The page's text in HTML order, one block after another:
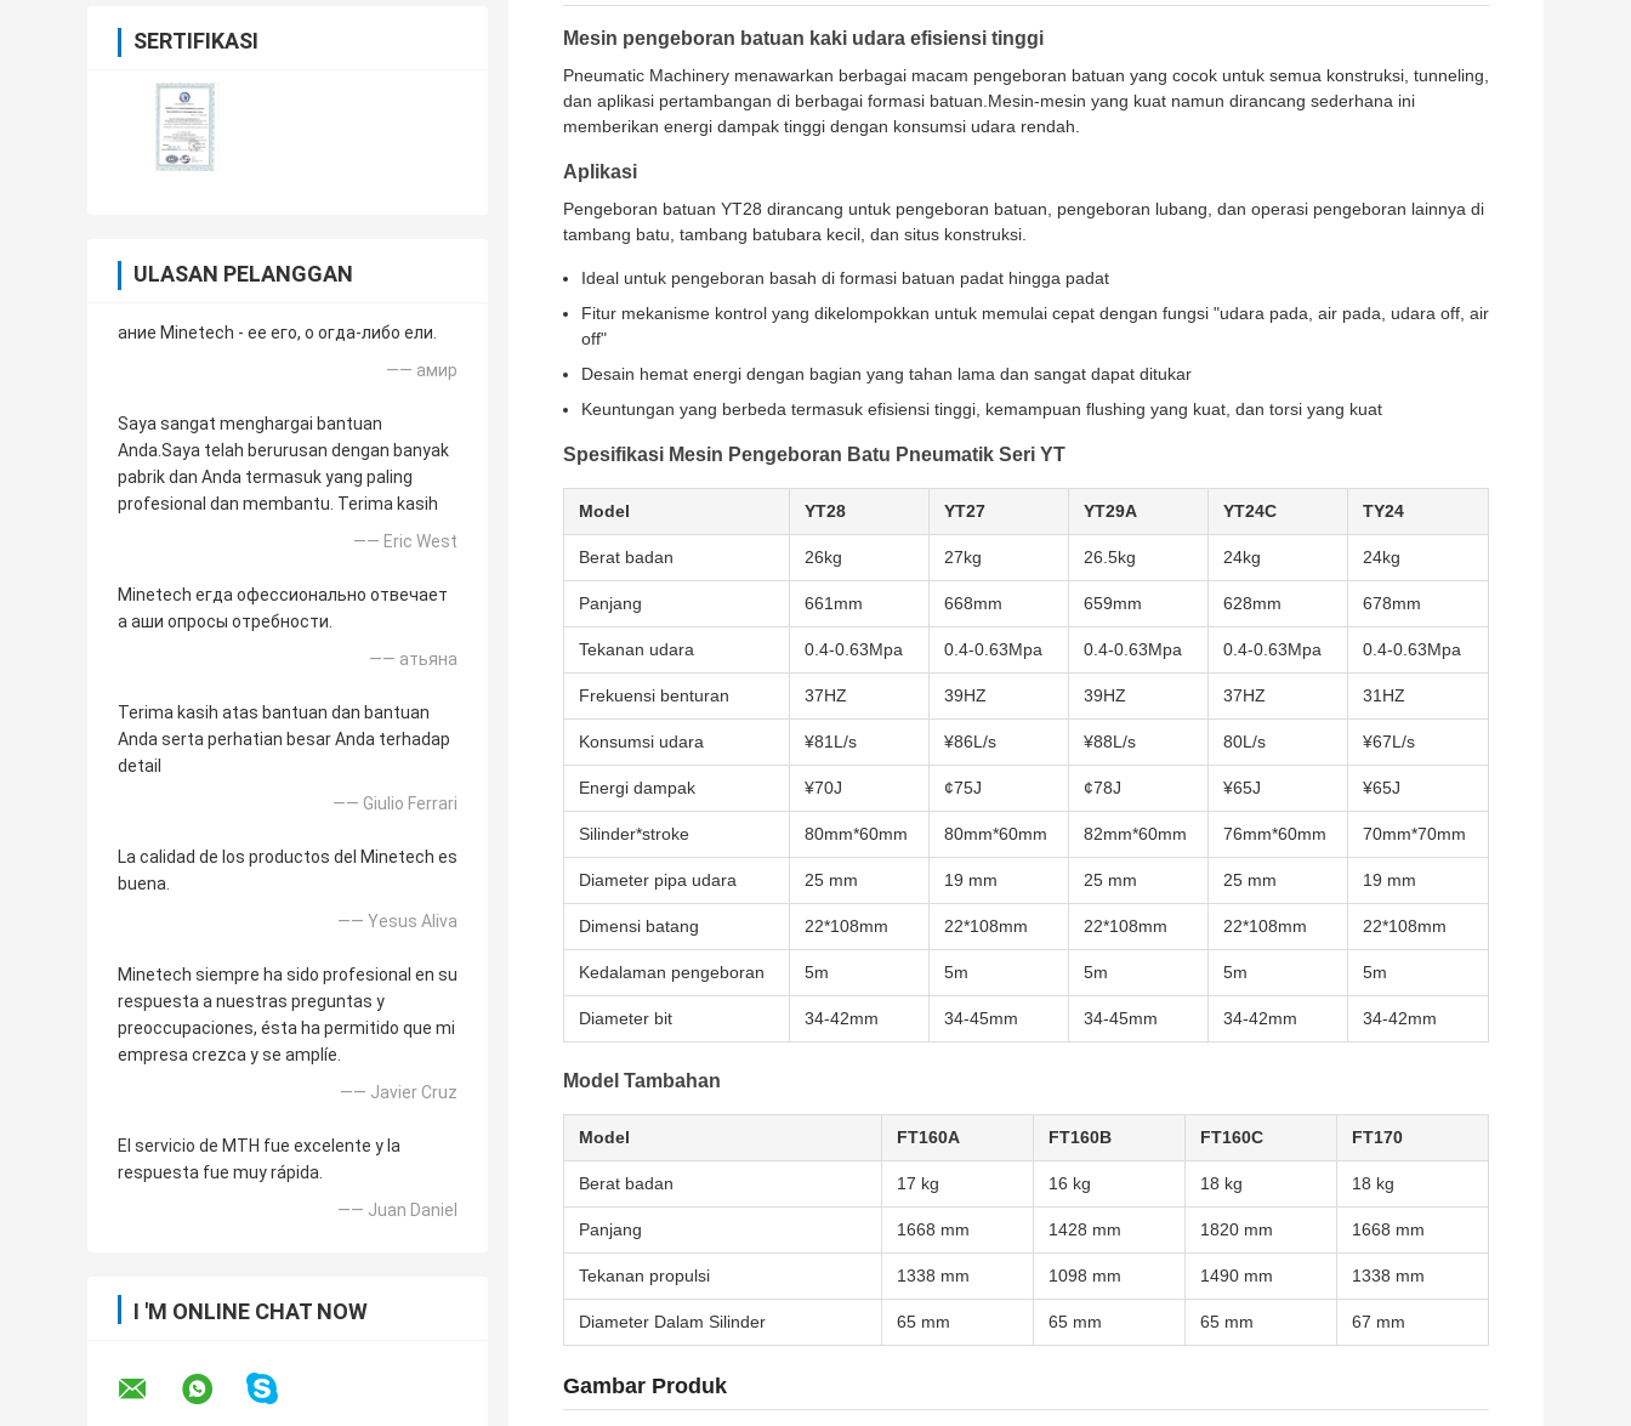
SERTIFIKASI
ULASAN PELANGGAN
ание Minetech - ее его, о огда-либо ели.
—— амир
Saya sangat menghargai bantuan
Anda.Saya telah berurusan dengan banyak
pabrik dan Anda termasuk yang paling
profesional dan membantu. Terima kasih
—— Eric West
Minetech егда офессионально отвечает
а аши опросы отребности.
—— атьяна
Terima kasih atas bantuan dan bantuan
Anda serta perhatian besar Anda terhadap
detail
—— Giulio Ferrari
La calidad de los productos del Minetech es
buena.
—— Yesus Aliva
Minetech siempre ha sido profesional en su
respuesta a nuestras preguntas y
preoccupaciones, ésta ha permitido que mi
empresa crezca y se amplíe.
—— Javier Cruz
El servicio de MTH fue excelente y la
respuesta fue muy rápida.
—— Juan Daniel
I 'M ONLINE CHAT NOW
Mesin pengeboran batuan kaki udara efisiensi tinggi
Pneumatic Machinery menawarkan berbagai macam pengeboran batuan yang cocok untuk semua konstruksi, tunneling,
dan aplikasi pertambangan di berbagai formasi batuan.Mesin-mesin yang kuat namun dirancang sederhana ini
memberikan energi dampak tinggi dengan konsumsi udara rendah.
Aplikasi
Pengeboran batuan YT28 dirancang untuk pengeboran batuan, pengeboran lubang, dan operasi pengeboran lainnya di
tambang batu, tambang batubara kecil, dan situs konstruksi.
Ideal untuk pengeboran basah di formasi batuan padat hingga padat
Fitur mekanisme kontrol yang dikelompokkan untuk memulai cepat dengan fungsi "udara pada, air pada, udara off, air
off"
Desain hemat energi dengan bagian yang tahan lama dan sangat dapat ditukar
Keuntungan yang berbeda termasuk efisiensi tinggi, kemampuan flushing yang kuat, dan torsi yang kuat
Spesifikasi Mesin Pengeboran Batu Pneumatik Seri YT
Model YT28 YT27 YT29A YT24C TY24
Berat badan 26kg 27kg 26.5kg 24kg 24kg
Panjang 661mm 668mm 659mm 628mm 678mm
Tekanan udara 0.4-0.63Mpa 0.4-0.63Mpa 0.4-0.63Mpa 0.4-0.63Mpa 0.4-0.63Mpa
Frekuensi benturan 37HZ 39HZ 39HZ 37HZ 31HZ
Konsumsi udara ¥81L/s ¥86L/s ¥88L/s 80L/s ¥67L/s
Energi dampak ¥70J ¢75J ¢78J ¥65J ¥65J
Silinder*stroke 80mm*60mm 80mm*60mm 82mm*60mm 76mm*60mm 70mm*70mm
Diameter pipa udara 25 mm 19 mm 25 mm 25 mm 19 mm
Dimensi batang 22*108mm 22*108mm 22*108mm 22*108mm 22*108mm
Kedalaman pengeboran 5m 5m 5m 5m 5m
Diameter bit 34-42mm 34-45mm 34-45mm 34-42mm 34-42mm
Model Tambahan
Model FT160A FT160B FT160C FT170
Berat badan 17 kg 16 kg 18 kg 18 kg
Panjang 1668 mm 1428 mm 1820 mm 1668 mm
Tekanan propulsi 1338 mm 1098 mm 1490 mm 1338 mm
Diameter Dalam Silinder 65 mm 65 mm 65 mm 67 mm
Gambar Produk